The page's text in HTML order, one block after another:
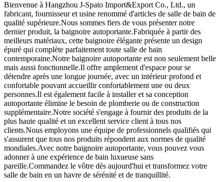
Bienvenue à Hangzhou J-Spato Import&Export Co., Ltd., un
fabricant, fournisseur et usine renommé d'articles de salle de bain de
qualité supérieure.Nous sommes fiers de vous présenter notre
dernier produit, la baignoire autoportante.Fabriquée à partir des
meilleurs matériaux, cette baignoire élégante présente un design
épuré qui complète parfaitement toute salle de bain
contemporaine.Notre baignoire autoportante est non seulement belle
mais aussi fonctionnelle.Il offre amplement d'espace pour se
détendre après une longue journée, avec un intérieur profond et
confortable pouvant accueillir confortablement une ou deux
personnes.Il est également facile à installer et sa conception
autoportante élimine le besoin de plomberie ou de construction
supplémentaire.Notre société s'engage à fournir des produits de la
plus haute qualité et un excellent service client à tous nos
clients.Nous employons une équipe de professionnels qualifiés qui
s'assurent que tous nos produits répondent aux normes de qualité
mondiales.Avec notre baignoire autoportante, vous pouvez vous
adonner à une expérience de bain luxueuse sans
pareille.Commandez le vôtre dès aujourd'hui et transformez votre
salle de bain en un havre de sérénité et de tranquillité.